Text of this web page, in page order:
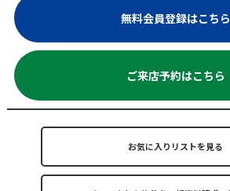
無料会員登録はこちら
ご来店予約はこちら
お気に入りリストを見る